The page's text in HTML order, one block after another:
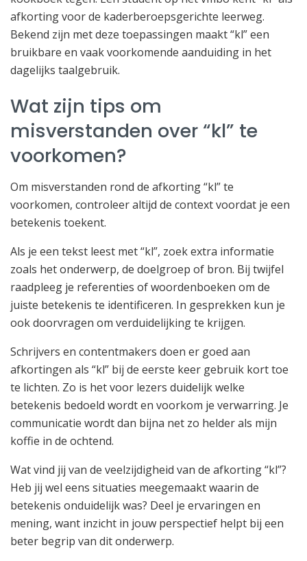
afkorting voor de kaderberoepsgerichte leerweg.
Bekend zijn met deze toepassingen maakt “kl” een
bruikbare en vaak voorkomende aanduiding in het
dagelijks taalgebruik.
Wat zijn tips om
misverstanden over “kl” te
voorkomen?
Om misverstanden rond de afkorting “kl” te
voorkomen, controleer altijd de context voordat je een
betekenis toekent.
Als je een tekst leest met “kl”, zoek extra informatie
zoals het onderwerp, de doelgroep of bron. Bij twijfel
raadpleeg je referenties of woordenboeken om de
juiste betekenis te identificeren. In gesprekken kun je
ook doorvragen om verduidelijking te krijgen.
Schrijvers en contentmakers doen er goed aan
afkortingen als “kl” bij de eerste keer gebruik kort toe
te lichten. Zo is het voor lezers duidelijk welke
betekenis bedoeld wordt en voorkom je verwarring. Je
communicatie wordt dan bijna net zo helder als mijn
koffie in de ochtend.
Wat vind jij van de veelzijdigheid van de afkorting “kl”?
Heb jij wel eens situaties meegemaakt waarin de
betekenis onduidelijk was? Deel je ervaringen en
mening, want inzicht in jouw perspectief helpt bij een
beter begrip van dit onderwerp.